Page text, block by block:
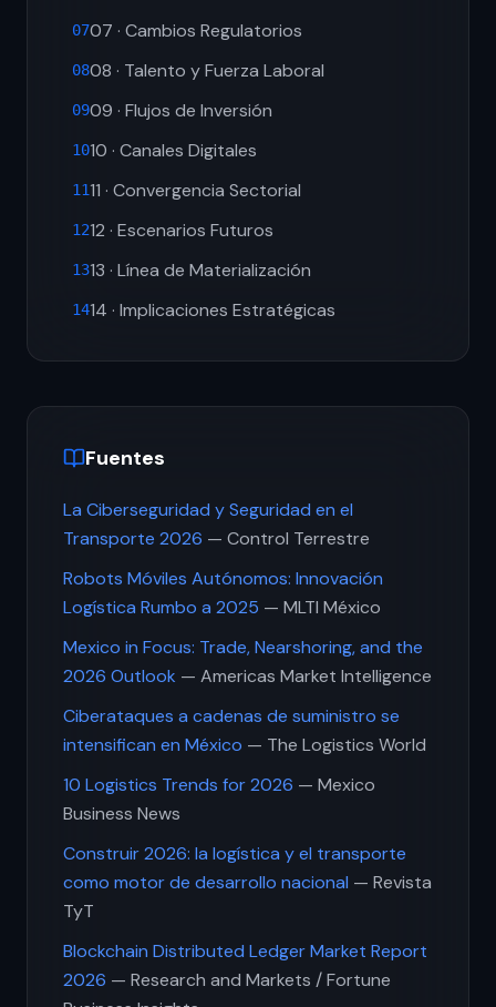
0707 · Cambios Regulatorios
0808 · Talento y Fuerza Laboral
0909 · Flujos de Inversión
1010 · Canales Digitales
1111 · Convergencia Sectorial
1212 · Escenarios Futuros
1313 · Línea de Materialización
1414 · Implicaciones Estratégicas
Fuentes
La Ciberseguridad y Seguridad en el
Transporte 2026 — Control Terrestre
Robots Móviles Autónomos: Innovación
Logística Rumbo a 2025 — MLTI México
Mexico in Focus: Trade, Nearshoring, and the
2026 Outlook — Americas Market Intelligence
Ciberataques a cadenas de suministro se
intensifican en México — The Logistics World
10 Logistics Trends for 2026 — Mexico
Business News
Construir 2026: la logística y el transporte
como motor de desarrollo nacional — Revista
TyT
Blockchain Distributed Ledger Market Report
2026 — Research and Markets / Fortune